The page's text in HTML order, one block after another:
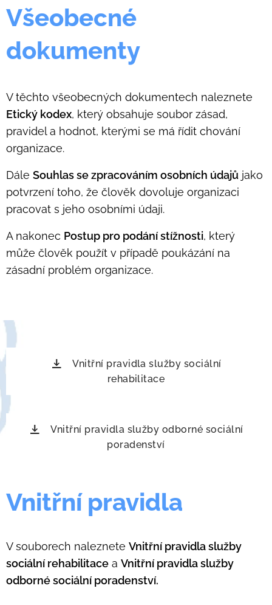
Všeobecné
dokumenty
V těchto všeobecných dokumentech naleznete
Etický kodex, který obsahuje soubor zásad,
pravidel a hodnot, kterými se má řídit chování
organizace.
Dále Souhlas se zpracováním osobních údajů jako
potvrzení toho, že člověk dovoluje organizaci
pracovat s jeho osobními údaji.
A nakonec Postup pro podání stížnosti, který
může člověk použít v případě poukázání na
zásadní problém organizace.
Vnitřní pravidla služby sociální
rehabilitace
Vnitřní pravidla služby odborné sociální
poradenství
Vnitřní pravidla
V souborech naleznete Vnitřní pravidla služby
sociální rehabilitace a Vnitřní pravidla služby
odborné sociální poradenství.